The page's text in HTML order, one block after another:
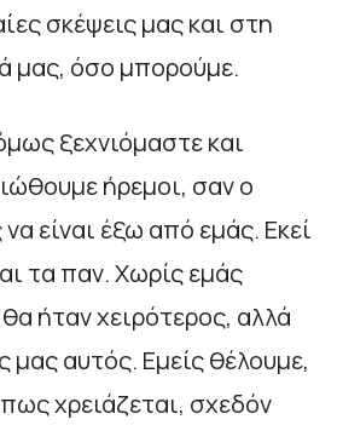
σκέψεις μας και στη
μας, όσο μπορούμε.
ξεχνιόμαστε και
ήρεμοι, σαν ο
είναι έξω από εμάς. Εκεί
τα παν. Χωρίς εμάς
ήταν χειρότερος, αλλά
μας αυτός. Εμείς θέλουμε,
χρειάζεται, σχεδόν